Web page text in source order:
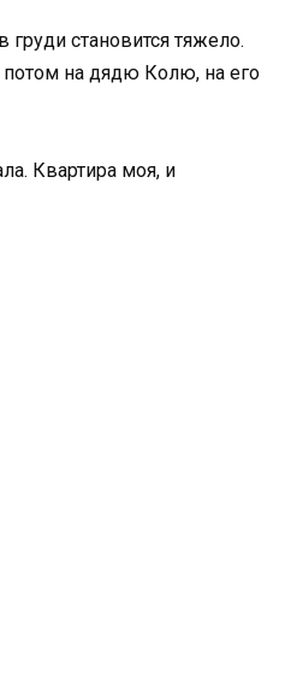
груди становится тяжело.
на дядю Колю, на его
Квартира моя, и